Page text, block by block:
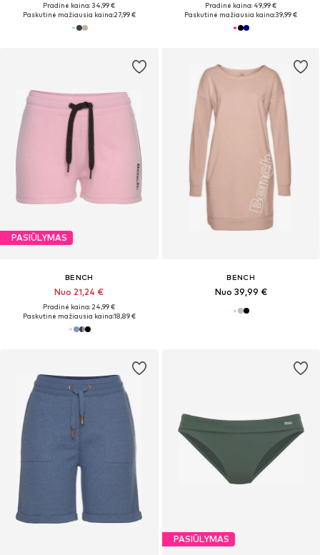
Pradinė kaina: 34,99 €
Paskutinė mažiausia kaina:27,99 €
Pradinė kaina: 49,99 €
Paskutinė mažiausia kaina:39,99 €
PASIŪLYMAS
BENCH
Nuo 21,24 €
Pradinė kaina: 24,99 €
Paskutinė mažiausia kaina:18,89 €
BENCH
Nuo 39,99 €
PASIŪLYMAS